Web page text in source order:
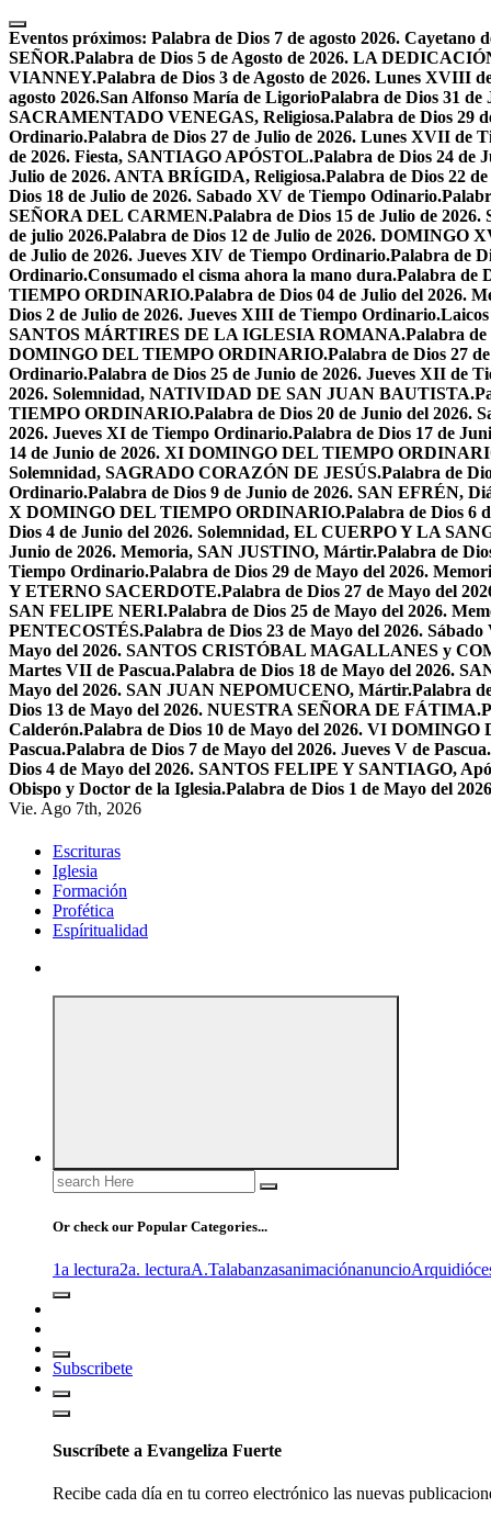
Skip
to
content
Eventos próximos: Palabra de Dios 7 de agosto 2026. Cayetano
SEÑOR.Palabra de Dios 5 de Agosto de 2026. LA
VIANNEY.Palabra de Dios 3 de Agosto de 2026. Lunes XVIII
agosto 2026.San Alfonso María de LigorioPalabra de Dios 31
SACRAMENTADO VENEGAS, Religiosa.Palabra de Dios 29
Ordinario.Palabra de Dios 27 de Julio de 2026. Lunes XVII de
de 2026. Fiesta, SANTIAGO APÓSTOL.Palabra de Dios 24 de
Julio de 2026. ANTA BRÍGIDA, Religiosa.Palabra de Dios 22
Dios 18 de Julio de 2026. Sabado XV de Tiempo Odinario.
SEÑORA DEL CARMEN.Palabra de Dios 15 de Julio de
de julio 2026.Palabra de Dios 12 de Julio de 2026.
de Julio de 2026. Jueves XIV de Tiempo Ordinario.Palabra de
Ordinario.Consumado el cisma ahora la mano dura.Palabra de
TIEMPO ORDINARIO.Palabra de Dios 04 de Julio del 2026.
Dios 2 de Julio de 2026. Jueves XIII de Tiempo Ordinario.
SANTOS MÁRTIRES DE LA IGLESIA ROMANA.Palabra de
DOMINGO DEL TIEMPO ORDINARIO.Palabra de Dios 27
Ordinario.Palabra de Dios 25 de Junio de 2026. Jueves XII de
2026. Solemnidad, NATIVIDAD DE SAN JUAN BAUTISTA.
TIEMPO ORDINARIO.Palabra de Dios 20 de Junio del 2026.
2026. Jueves XI de Tiempo Ordinario.Palabra de Dios 17 de
14 de Junio de 2026. XI DOMINGO DEL TIEMPO
Solemnidad, SAGRADO CORAZÓN DE JESÚS.Palabra de
Ordinario.Palabra de Dios 9 de Junio de 2026. SAN EFRÉN,
X DOMINGO DEL TIEMPO ORDINARIO.Palabra de Dios 6
Dios 4 de Junio del 2026. Solemnidad, EL CUERPO Y LA
Junio de 2026. Memoria, SAN JUSTINO, Mártir.Palabra de
Tiempo Ordinario.Palabra de Dios 29 de Mayo del 2026.
Y ETERNO SACERDOTE.Palabra de Dios 27 de Mayo del
SAN FELIPE NERI.Palabra de Dios 25 de Mayo del 2026.
PENTECOSTÉS.Palabra de Dios 23 de Mayo del 2026.
Mayo del 2026. SANTOS CRISTÓBAL MAGALLANES y
Martes VII de Pascua.Palabra de Dios 18 de Mayo del 2026.
Mayo del 2026. SAN JUAN NEPOMUCENO, Mártir.Palabra
Dios 13 de Mayo del 2026. NUESTRA SEÑORA DE FÁTIMA.
Calderón.Palabra de Dios 10 de Mayo del 2026. VI DOMINGO
Pascua.Palabra de Dios 7 de Mayo del 2026. Jueves V de Pascua.
Dios 4 de Mayo del 2026. SANTOS FELIPE Y SANTIAGO,
Obispo y Doctor de la Iglesia.Palabra de Dios 1 de Mayo del
Vie. Ago 7th, 2026
Escrituras
Iglesia
Formación
Profética
Espíritualidad
Search
for:
Or check our Popular Categories...
1a lectura2a. lecturaA.Talabanzasanimaciónanuncio
Subscribete
Suscríbete a Evangeliza Fuerte
Recibe cada día en tu correo electrónico las nuevas